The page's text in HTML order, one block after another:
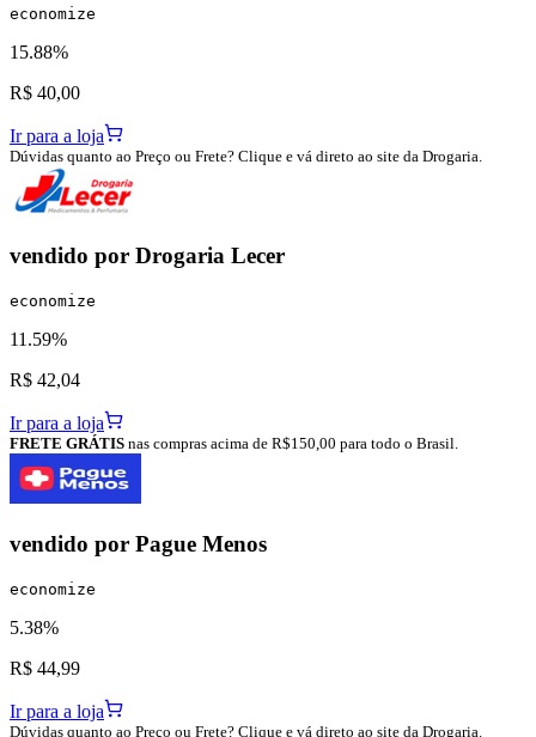
economize
15.88%
R$ 40,00
Ir para a loja
Dúvidas quanto ao Preço ou Frete? Clique e vá direto ao site da Drogaria.
vendido por Drogaria Lecer
economize
11.59%
R$ 42,04
Ir para a loja
FRETE GRÁTIS nas compras acima de R$150,00 para todo o Brasil.
vendido por Pague Menos
economize
5.38%
R$ 44,99
Ir para a loja
Dúvidas quanto ao Preço ou Frete? Clique e vá direto ao site da Drogaria.